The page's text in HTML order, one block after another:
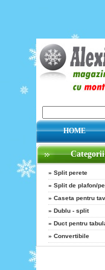
HOME
Categorii
» Split perete
» Split de plafon/
» Caseta pentru
» Dublu - split
» Duct pentru
» Convertibile